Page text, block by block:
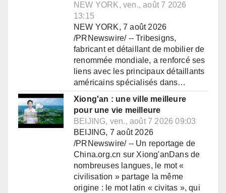
NEW YORK, ven., août 7 2026
13:15
NEW YORK, 7 août 2026
/PRNewswire/ -- Tribesigns,
fabricant et détaillant de mobilier de
renommée mondiale, a renforcé ses
liens avec les principaux détaillants
américains spécialisés dans…
Xiong'an : une ville meilleure
pour une vie meilleure
BEIJING, ven., août 7 2026 09:03
BEIJING, 7 août 2026
/PRNewswire/ -- Un reportage de
China.org.cn sur Xiong'anDans de
nombreuses langues, le mot «
civilisation » partage la même
origine : le mot latin « civitas », qui